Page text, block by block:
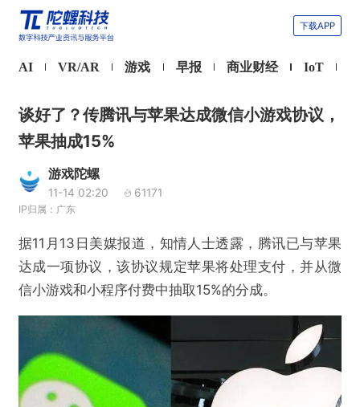
下载APP
AI VR/AR 游戏 早报 商业财经 IoT
谈好了？传腾讯与苹果达成微信小游戏协议，
苹果抽成15%
游戏陀螺
11-14 02:20 61171
IP归属：广东
据11月13日美媒报道，知情人士透露，腾讯已与苹果
达成一项协议，该协议规定苹果将处理支付，并从微
信小游戏和小程序付费中抽取15%的分成。